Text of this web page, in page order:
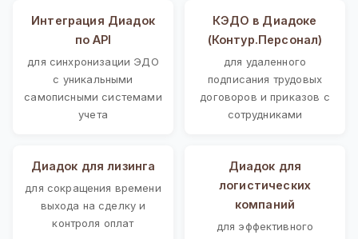
Интеграция Диадок
по API
для синхронизации ЭДО
с уникальными
самописными системами
учета
КЭДО в Диадоке
(Контур.Персонал)
для удаленного
подписания трудовых
договоров и приказов с
сотрудниками
Диадок для лизинга
для сокращения времени
выхода на сделку и
контроля оплат
Диадок для
логистических
компаний
для эффективного